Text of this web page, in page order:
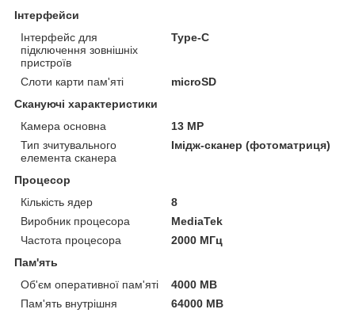
Інтерфейси
Інтерфейс для
підключення зовнішніх
пристроїв
Type-C
Слоти карти пам'яті
microSD
Скануючі характеристики
Камера основна
13 MP
Тип зчитувального
елемента сканера
Імідж-сканер (фотоматриця)
Процесор
Кількість ядер
8
Виробник процесора
MediaTek
Частота процесора
2000 МГц
Пам'ять
Об'єм оперативної пам'яті
4000 MB
Пам'ять внутрішня
64000 MB